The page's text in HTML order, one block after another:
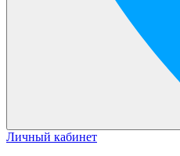
Личный кабинет